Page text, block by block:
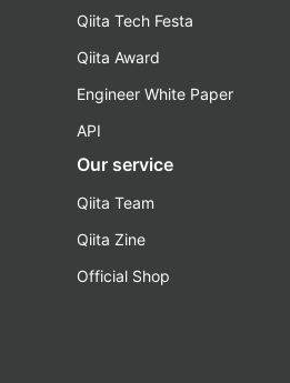
Qiita Tech Festa
Qiita Award
Engineer White Paper
API
Our service
Qiita Team
Qiita Zine
Official Shop